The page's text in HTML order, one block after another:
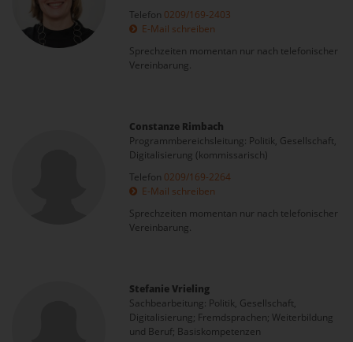
Telefon 0209/169-2403
E-Mail schreiben
Sprechzeiten momentan nur nach telefonischer
Vereinbarung.
Constanze Rimbach
Programmbereichsleitung: Politik, Gesellschaft,
Digitalisierung (kommissarisch)
Telefon 0209/169-2264
E-Mail schreiben
Sprechzeiten momentan nur nach telefonischer
Vereinbarung.
Stefanie Vrieling
Sachbearbeitung: Politik, Gesellschaft,
Digitalisierung; Fremdsprachen; Weiterbildung
und Beruf; Basiskompetenzen